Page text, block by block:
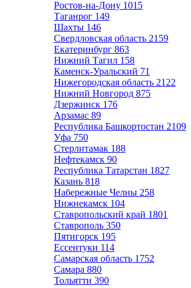
Ростов-на-Дону 1015
Таганрог 149
Шахты 146
Свердловская область 2159
Екатеринбург 863
Нижний Тагил 158
Каменск-Уральский 71
Нижегородская область 2122
Нижний Новгород 875
Дзержинск 176
Арзамас 89
Республика Башкортостан 2109
Уфа 750
Стерлитамак 188
Нефтекамск 90
Республика Татарстан 1827
Казань 818
Набережные Челны 258
Нижнекамск 104
Ставропольский край 1801
Ставрополь 350
Пятигорск 195
Ессентуки 114
Самарская область 1752
Самара 880
Тольятти 390